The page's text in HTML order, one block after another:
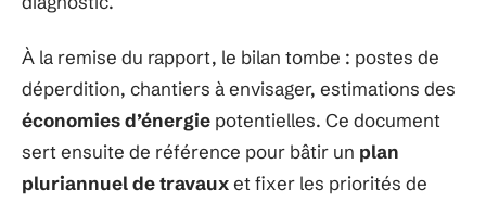
À la remise du rapport, le bilan tombe : postes de
déperdition, chantiers à envisager, estimations des
économies d’énergie potentielles. Ce document
sert ensuite de référence pour bâtir un plan
pluriannuel de travauxet fixer les priorités de